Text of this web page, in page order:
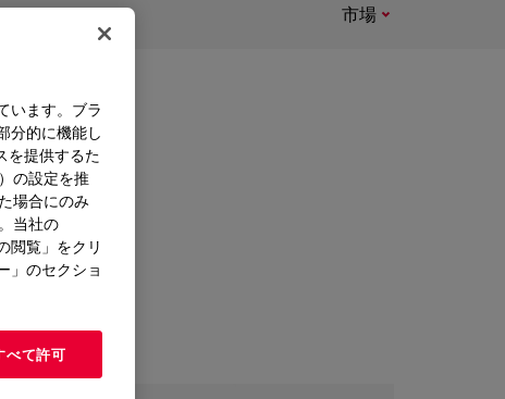
市場
ます。
させる
化、卓
ます。
います。ブラ
分的に機能し
を提供するた
の設定を推
場合にのみ
当社の
閲覧」をクリ
」のセクショ
べて許可